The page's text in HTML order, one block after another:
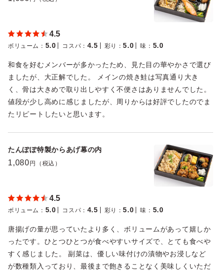
4.5
ボリューム ： 5.0 コスパ ： 4.5 彩り ：5.0 味 ： 5.0
和食を好むメンバーが多かったため、見た目の華やかさで選び
ましたが、大正解でした。 メインの焼き鮭は写真通り大き
く、骨は大きめで取り出しやすく不便さはありませんでした。
値段が少し高めに感じましたが、周りからは好評でしたのでま
たリピートしたいと思います。
たんぽぽ特製からあげ幕の内
1,080 円（税込）
4.5
ボリューム ： 5.0 コスパ ： 4.5 彩り ：5.0 味 ： 5.0
唐揚げの量が思っていたより多く、ボリュームがあって嬉しか
ったです。ひとつひとつが食べやすいサイズで、とても食べや
すく感じました。 副菜は、優しい味付けの漬物やお浸しなど
が数種類入っており、最後まで飽きることなく美味しくいただ